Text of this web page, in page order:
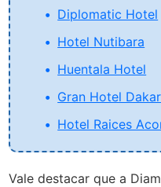
Diplomatic Hotel
Hotel Nutibara
Huentala Hotel
Gran Hotel Dakar
Hotel Raices
Vale destacar que a